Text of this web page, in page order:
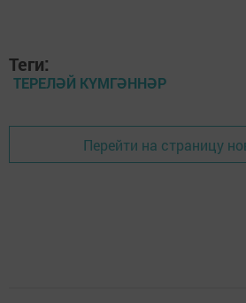
Теги:
ТЕРЕЛӘЙ КҮМГӘННӘР
Перейти на страницу